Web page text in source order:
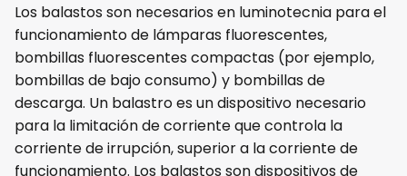
Los balastos son necesarios en luminotecnia para el
funcionamiento de lámparas fluorescentes,
bombillas fluorescentes compactas (por ejemplo,
bombillas de bajo consumo) y bombillas de
descarga. Un balastro es un dispositivo necesario
para la limitación de corriente que controla la
corriente de irrupción, superior a la corriente de
funcionamiento. Los balastos son dispositivos de